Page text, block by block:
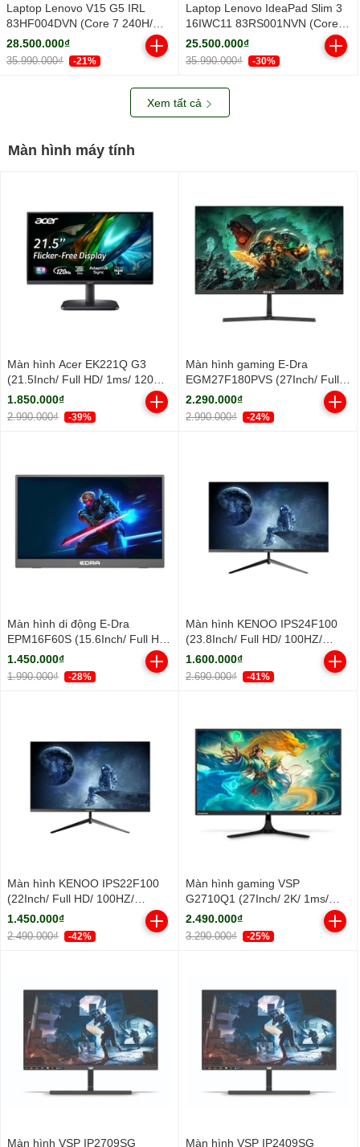
Laptop Lenovo V15 G5 IRL
83HF004DVN (Core 7 240H/
16GB/ 512GB SSD/ 15.6 inch
FHD/ Win11/ Grey/ 2Y)
28.500.000₫
35.990.000₫ -21%
Laptop Lenovo IdeaPad Slim 3
16IWC11 83RS001NVN (Core 5
320H/ 16GB/ 512GB SSD/ 16
inch WUXGA/ Win11/ Grey/ Vỏ
nhôm/ 2Y)
25.500.000₫
35.990.000₫ -30%
Xem tất cả
Màn hình máy tính
Màn hình Acer EK221Q G3
(21.5Inch/ Full HD/ 1ms/ 120Hz/
250cd/m2/ IPS)
1.850.000₫
2.990.000₫ -39%
Màn hình gaming E-Dra
EGM27F180PVS (27Inch/ Full
HD/ 1ms/ 180Hz/ 250cd/m2/
IPS)
2.290.000₫
2.990.000₫ -24%
Màn hình di động E-Dra
EPM16F60S (15.6Inch/ Full HD/
5ms/ IPS)
1.450.000₫
1.990.000₫ -28%
Màn hình KENOO IPS24F100
(23.8Inch/ Full HD/ 100HZ/
250cd/m2/ IPS)
1.600.000₫
2.690.000₫ -41%
Màn hình KENOO IPS22F100
(22Inch/ Full HD/ 100HZ/
250cd/m2/ IPS)
1.450.000₫
2.490.000₫ -42%
Màn hình gaming VSP
G2710Q1 (27Inch/ 2K/ 1ms/
100HZ/ 300cd/m2/ IPS)
2.490.000₫
3.290.000₫ -25%
Màn hình VSP IP2709SG Màn hình VSP IP2409SG